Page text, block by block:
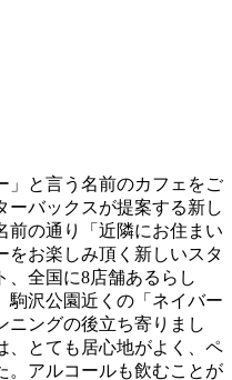
」と言う名前のカフェをご
ーバックスが提案する新し
前の通り「近隣にお住まい
をお楽しみ頂く新しいスタ
、全国に8店舗あるらし
駒沢公園近くの「ネイバー
ニングの後立ち寄りまし
、とても居心地がよく、ペ
。アルコールも飲むことが